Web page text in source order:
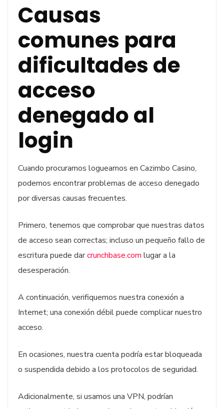
Causas
comunes para
dificultades de
acceso
denegado al
login
Cuando procuramos loguearnos en Cazimbo Casino,
podemos encontrar problemas de acceso denegado
por diversas causas frecuentes.
Primero, tenemos que comprobar que nuestras datos
de acceso sean correctas; incluso un pequeño fallo de
escritura puede darcrunchbase.com lugar a la
desesperación.
A continuación, verifiquemos nuestra conexión a
Internet; una conexión débil puede complicar nuestro
acceso.
En ocasiones, nuestra cuenta podría estar bloqueada
o suspendida debido a los protocolos de seguridad.
Adicionalmente, si usamos una VPN, podrían